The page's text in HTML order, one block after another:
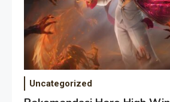
Uncategorized